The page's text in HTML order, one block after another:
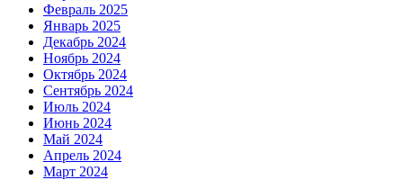
Февраль 2025
Январь 2025
Декабрь 2024
Ноябрь 2024
Октябрь 2024
Сентябрь 2024
Июль 2024
Июнь 2024
Май 2024
Апрель 2024
Март 2024